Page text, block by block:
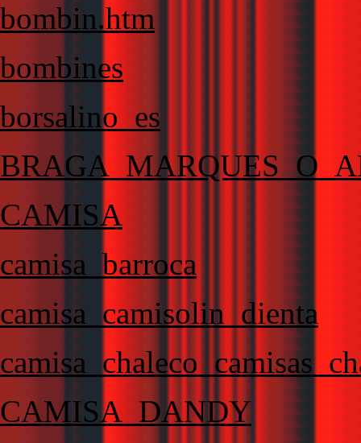
bombin.htm
bombines
borsalino_es
CAMISA
camisa_barroca
camisa_camisolin_dienta
CAMISA_DANDY